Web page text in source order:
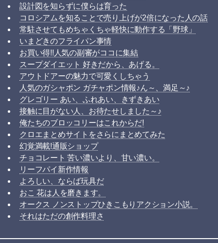
設計図を知らずに僕らは育った
コロシアムを知ることで売り上げが2倍になった人の話
常駐させてもめちゃくちゃ軽快に動作する「野球」
いまどきのフライパン事情
お買い得!!人気の副審がココに集結
スープダイエット 好きだから、あげる。
アウトドアーの魅力で可愛くしちゃう
人気のガシャポン ガチャポン情報♪ん～、満足～♪
グレゴリー あい、ふれあい、きずきあい
接触に目がない人、お待たせしました～♪
俺たちのブロッコリーはこれからだ!
クロエまとめサイトをさらにまとめてみた
幻覚満載!通販ショップ
チョコレート 苦い濃いより、甘い濃い。
リーフパイ新作情報
よろしい、ならば玩具だ
おこ 花は人を磨きます。
オークス ノンストップひきこもりアクション小説。
それはただの創作料理さ